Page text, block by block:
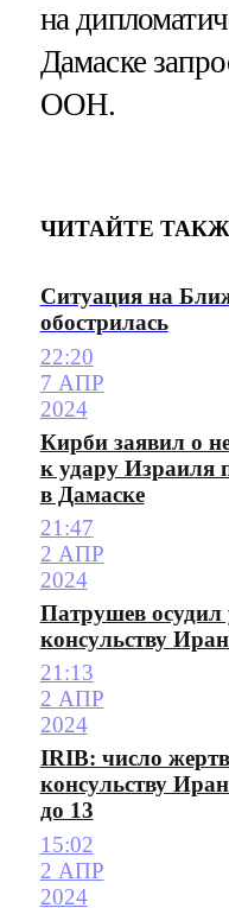
на
Дамаске
ООН.
ЧИТАЙТЕ
Ситуация на
обострилась
22:20
7 АПР
2024
Кирби заявил о
к удару Израиля
в Дамаске
21:47
2 АПР
2024
Патрушев осудил
консульству
21:13
2 АПР
2024
IRIB: число
консульству
до 13
15:02
2 АПР
2024